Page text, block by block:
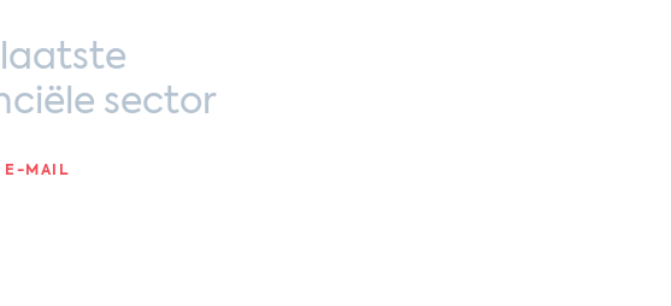
sector
E-MAIL